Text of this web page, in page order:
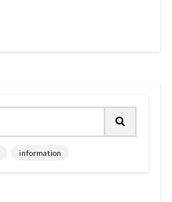
information